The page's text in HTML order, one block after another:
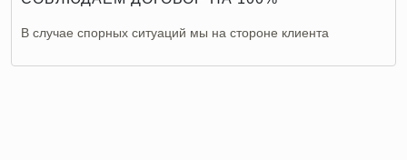
В случае спорных ситуаций мы на стороне клиента